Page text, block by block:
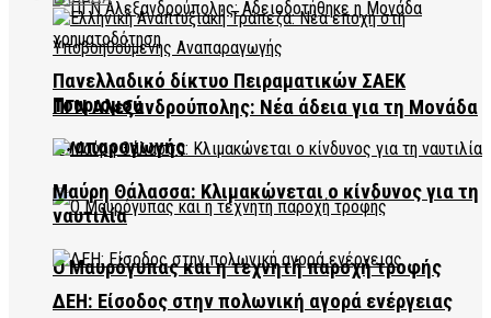
ΠΓΝ Αλεξανδρούπολης: Νέα άδεια για τη Μονάδα
Αναπαραγωγής
Ο Μαυρόγυπας και η τεχνητή παροχή τροφής
Πανελλαδικό δίκτυο Πειραματικών ΣΑΕΚ
Τουρισμού
Μαύρη Θάλασσα: Κλιμακώνεται ο κίνδυνος για τη
ναυτιλία
ΔΕΗ: Είσοδος στην πολωνική αγορά ενέργειας